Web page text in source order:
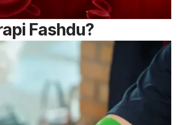
Fashdu?